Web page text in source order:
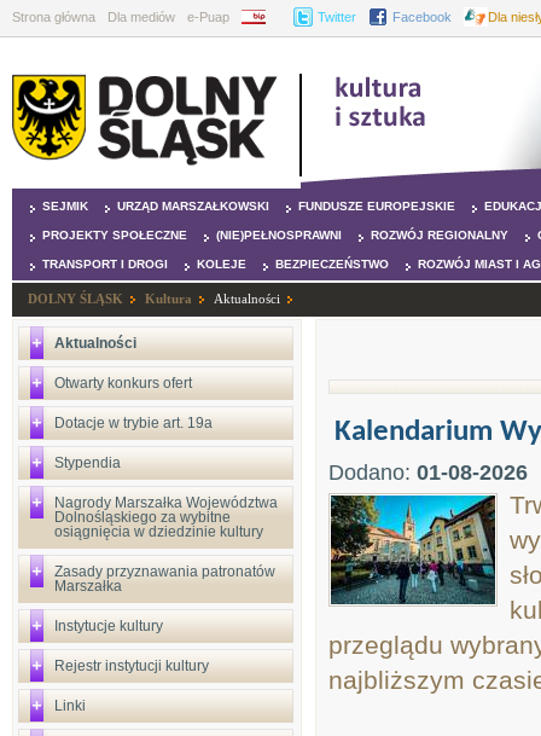
Strona główna Dla mediów e-Puap BIP Twitter Facebook Dla
SEJMIK URZĄD MARSZAŁKOWSKI FUNDUSZE EUROPEJSKIE
PROJEKTY SPOŁECZNE (NIE)PEŁNOSPRAWNI ROZWÓJ REGIONALNY
TRANSPORT I DROGI KOLEJE BEZPIECZEŃSTWO ROZWÓJ MIAST I
DOLNY ŚLĄSK Kultura Aktualności
Aktualności
Otwarty konkurs ofert
Dotacje w trybie art. 19a
Stypendia
Nagrody Marszałka Województwa
Dolnośląskiego za wybitne
osiągnięcia w dziedzinie kultury
Zasady przyznawania patronatów
Marszałka
Instytucje kultury
Rejestr instytucji kultury
Linki
Kalendarium
Dodano: 01-08-2026
przeglądu
najbliższym